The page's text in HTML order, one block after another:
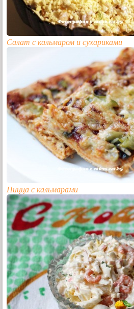
Салат с кальмаром и сухариками
Пицца с кальмарами